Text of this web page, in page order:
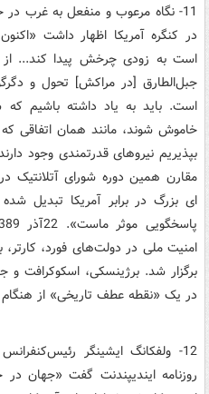
در کنگره آمریکا اظهار داشت
است به زودی چرخش پیدا کند... از
جبل‌الطارق [در مراکش] تحول و
است. باید به یاد داشته باشیم که
بپذیریم نیروهای قدرتمندی وجود
مقارن همین دوره شورای آتلانتیک
ای بزرگ در برابر آمریکا تبدیل
امنیت ملی در دولت‌های فورد، کارتر،
برگزار شد. برژینسکی، اسکوکرافت
در یک «نقطه عطف تاریخی» از
روزنامه ایندیپندنت گفت «جهان در